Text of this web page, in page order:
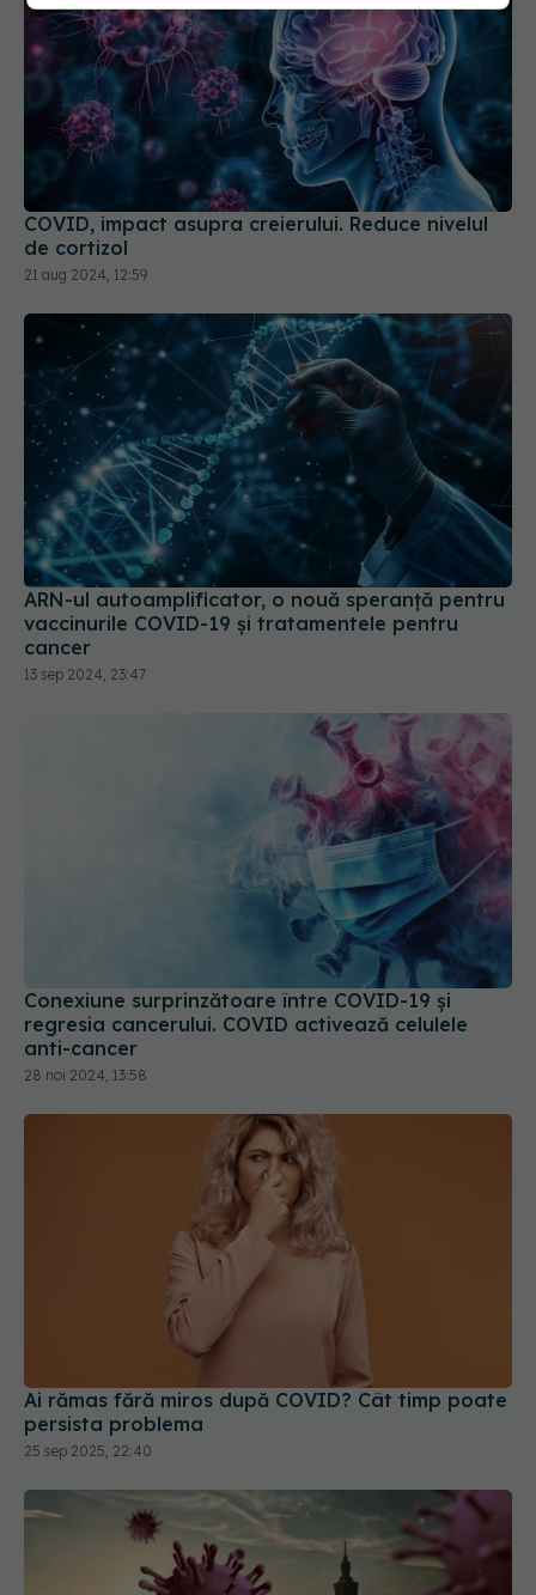
COVID, impact asupra creierului. Reduce nivelul
de cortizol
21 aug 2024, 12:59
ARN-ul autoamplificator, o nouă speranță pentru
vaccinurile COVID-19 și tratamentele pentru
cancer
13 sep 2024, 23:47
Conexiune surprinzătoare între COVID-19 și
regresia cancerului. COVID activează celulele
anti-cancer
28 noi 2024, 13:58
Ai rămas fără miros după COVID? Cât timp poate
persista problema
25 sep 2025, 22:40